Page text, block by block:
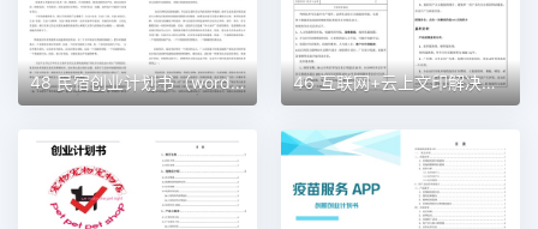
48 民宿创业计划书（word＋ppt配套）创业计划书word模板 46 互联网+云上文印解决方案创业计划书（word＋ppt配套）创业计划书word模板